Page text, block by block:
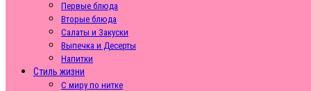
Первые блюда
Вторые блюда
Салаты и Закуски
Выпечка и Десерты
Напитки
Стиль жизни
С миру по нитке